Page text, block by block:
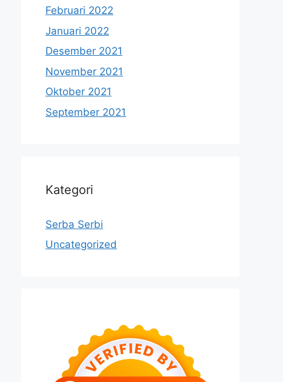
Februari 2022
Januari 2022
Desember 2021
November 2021
Oktober 2021
September 2021
Kategori
Serba Serbi
Uncategorized